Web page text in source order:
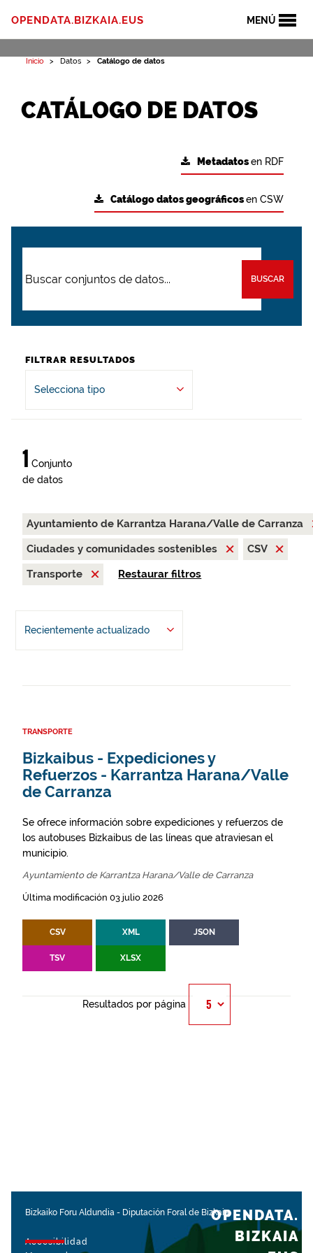
MENÚ
OPENDATA.BIZKAIA.EUS
Inicio Datos Catálogo de datos
CATÁLOGO DE DATOS
Metadatosen RDF
Catálogo datos geográficosen CSW
BUSCAR
FILTRAR RESULTADOS
Selecciona tipo
1 Conjunto
de datos
Ayuntamiento de Karrantza Harana/Valle de Carranza
Ciudades y comunidades sostenibles
CSV
Transporte
Restaurar filtros
Recientemente actualizado
TRANSPORTE
Bizkaibus - Expediciones y
Refuerzos - Karrantza Harana/Valle
de Carranza
Se ofrece información sobre expediciones y refuerzos de
los autobuses Bizkaibus de las líneas que atraviesan el
municipio.
Ayuntamiento de Karrantza Harana/Valle de Carranza
Última modificación 03 julio 2026
CSV XML JSON
TSV XLSX
Resultados por página
Bizkaiko Foru Aldundia - Diputación Foral de Bizkaia
Accesibilidad
OPENDATA.
BIZKAIA